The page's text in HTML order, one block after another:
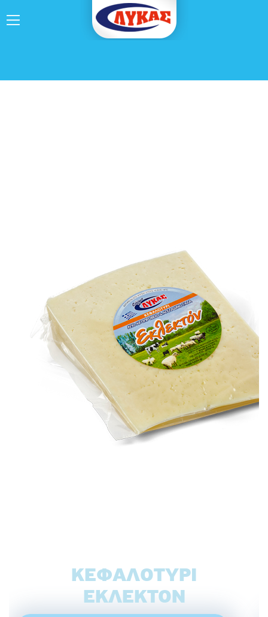
ΚΕΦΑΛΟΤΎΡΙ
ΕΚΛΕΚΤΌΝ